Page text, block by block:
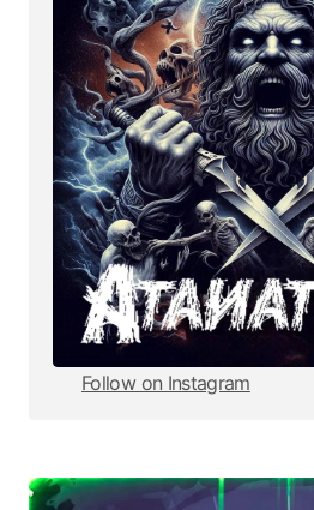
Follow on Instagram